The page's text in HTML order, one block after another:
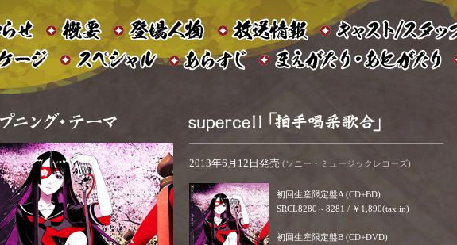
2013年6月12日発売 (ソニー・ミュージックレコーズ)
初回生産限定盤A (CD+BD)
SRCL8280～8281 / ￥1,890(tax in)
初回生産限定盤B (CD+DVD)